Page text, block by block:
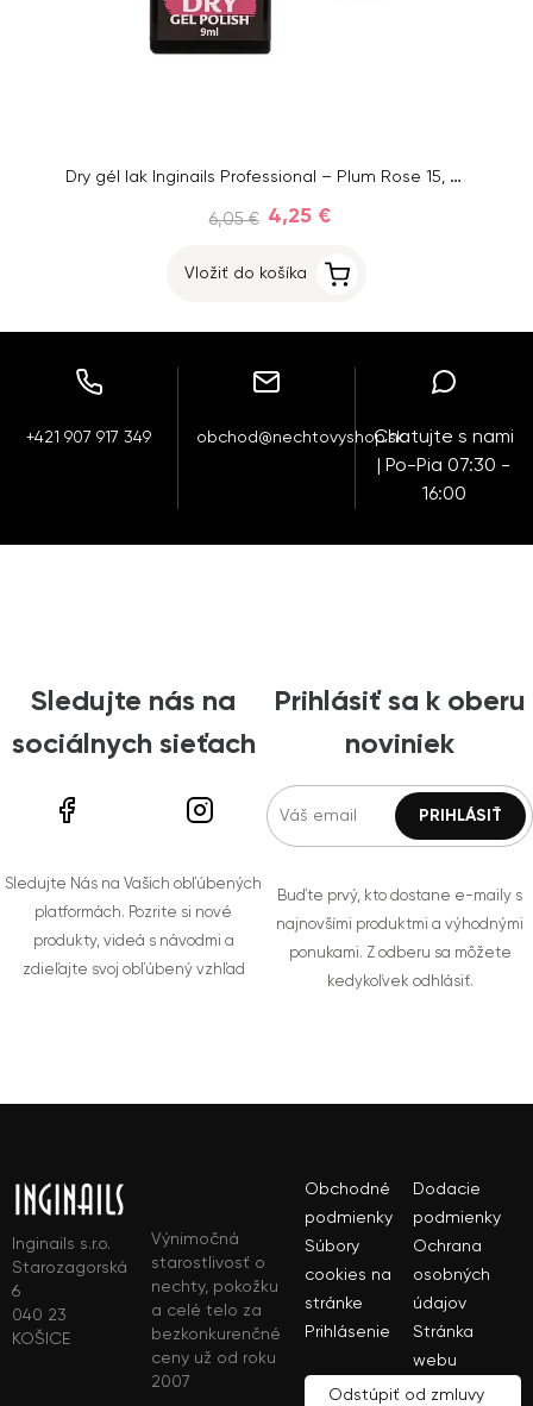
Dry gél lak Inginails Professional – Plum Rose 15, 9 ml
6,05 € 4,25 €
Vložiť do košíka
+421 907 917 349 obchod@nechtovyshop.skChatujte s nami
| Po-Pia 07:30 -
16:00
Sledujte nás na
sociálnych sieťach
Sledujte Nás na Vašich obľúbených
platformách. Pozrite si nové
produkty, videá s návodmi a
zdieľajte svoj obľúbený vzhľad
Prihlásiť sa k oberu
noviniek
Buďte prvý, kto dostane e-maily s
najnovšími produktmi a výhodnými
ponukami. Z odberu sa môžete
kedykoľvek odhlásiť.
Inginails s.r.o.
Starozagorská
6
040 23
KOŠICE
Výnimočná
starostlivosť o
nechty, pokožku
a celé telo za
bezkonkurenčné
ceny už od roku
2007
Obchodné
podmienky
Dodacie
podmienky
Súbory
cookies na
stránke
Ochrana
osobných
údajov
Prihlásenie
Stránka
webu
Odstúpiť od zmluvy